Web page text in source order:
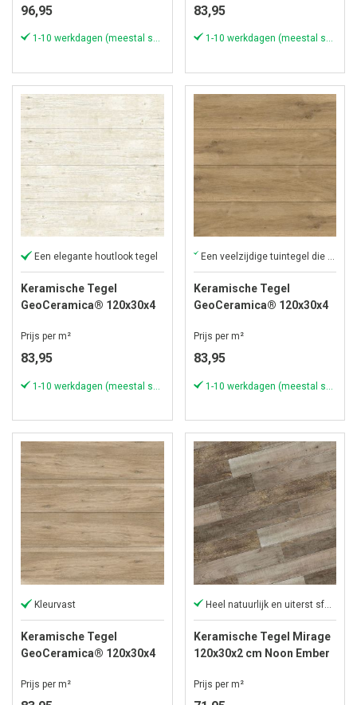
96,95
1-10 werkdagen (meestal sneller)
83,95
1-10 werkdagen (meestal sneller)
Een elegante houtlook tegel
Keramische Tegel
GeoCeramica® 120x30x4
Prijs per m²
83,95
Een veelzijdige tuintegel die een bijzonder fraai resultaat gaat geven
Keramische Tegel
GeoCeramica® 120x30x4
Prijs per m²
83,95
Kleurvast
Keramische Tegel
GeoCeramica® 120x30x4
Prijs per m²
Keramische Tegel Mirage
120x30x2 cm Noon Ember
Prijs per m²